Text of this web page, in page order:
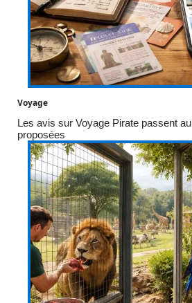
Voyage
Les avis sur Voyage Pirate passent
proposées